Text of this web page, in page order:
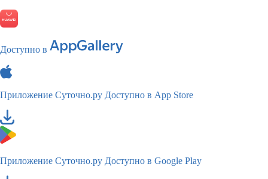
Доступно в
Приложение Суточно.ру Доступно в App Store
Приложение Суточно.ру Доступно в Google Play